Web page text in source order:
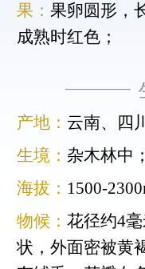
果： 果卵圆形，
成熟时红色；
产地： 云南、四
生境： 杂木林中；
海拔： 1500-
物候： 花径约4
状，外面密被黄